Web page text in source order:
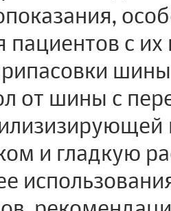
пациентов с
от шины с
и гладкую